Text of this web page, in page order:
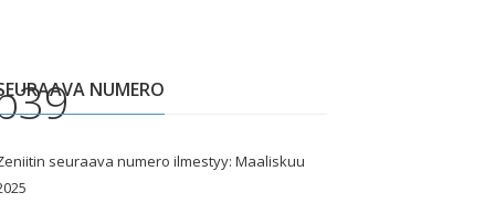
NUMERO
seuraava numero ilmestyy: Maaliskuu